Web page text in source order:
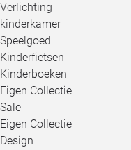
Verlichting
kinderkamer
Speelgoed
Kinderfietsen
Kinderboeken
Eigen Collectie
Sale
Eigen Collectie
Design